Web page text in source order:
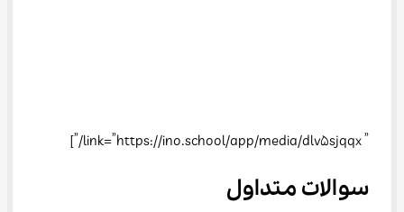
” link=”https://ino.school/app/media/dlv5sjqqx/”]
سوالات متداول